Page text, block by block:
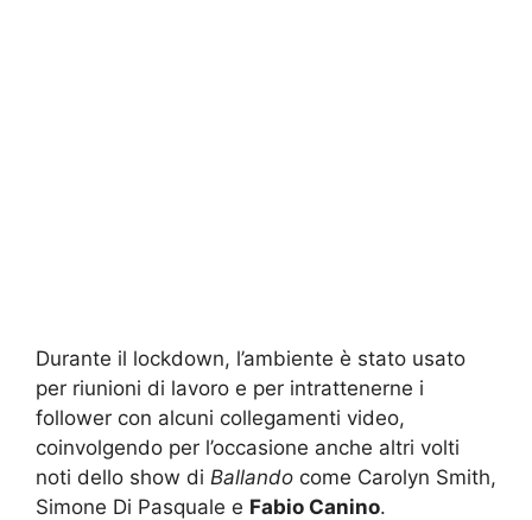
Durante il lockdown, l’ambiente è stato usato
per riunioni di lavoro e per intrattenerne i
follower con alcuni collegamenti video,
coinvolgendo per l’occasione anche altri volti
noti dello show di Ballando come Carolyn Smith,
Simone Di Pasquale e Fabio Canino.